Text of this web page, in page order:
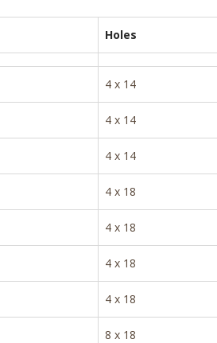
Holes
4 x 14
4 x 14
4 x 14
4 x 18
4 x 18
4 x 18
4 x 18
8 x 18